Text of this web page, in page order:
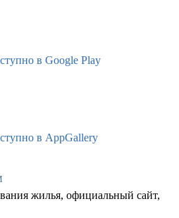
в Google Play
в AppGallery
жилья, официальный сайт,